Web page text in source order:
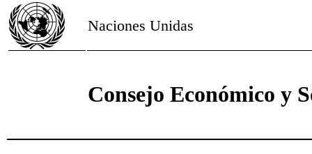
Naciones Unidas
Consejo Económico y